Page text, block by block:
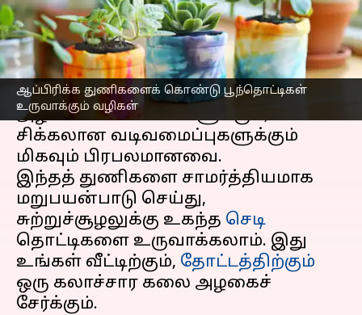
ஆப்பிரிக்க துணிகளைக் கொண்டு பூந்தொட்டிகள்
உருவாக்கும் வழிகள்
எழுதியவர் Vasuki Jul 08, 2026 06:34 pm
செய்தி முன்னோட்டம்
ஆப்பிரிக்கதுணிகள் அவற்றின்
அழகான வண்ணங்களுக்கும்,
சிக்கலான வடிவமைப்புகளுக்கும்
மிகவும் பிரபலமானவை.
இந்தத் துணிகளை சாமர்த்தியமாக
மறுபயன்பாடு செய்து,
சுற்றுச்சூழலுக்கு உகந்த செடி
தொட்டிகளை உருவாக்கலாம். இது
உங்கள் வீட்டிற்கும், தோட்டத்திற்கும்
ஒரு கலாச்சார கலை அழகைச்
சேர்க்கும்.